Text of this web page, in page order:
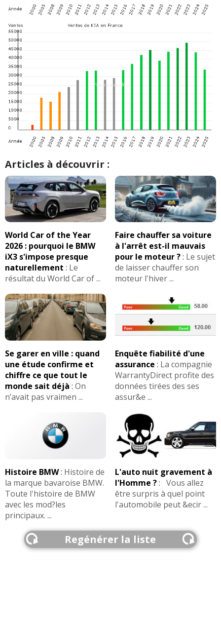
Articles à découvrir :
World Car of the Year
2026 : pourquoi le BMW
iX3 s'impose presque
naturellement : Le
résultat du World Car of ...
Faire chauffer sa voiture
à l'arrêt est-il mauvais
pour le moteur ?: Le sujet
de laisser chauffer son
moteur l'hiver ...
Se garer en ville : quand
une étude confirme et
chiffre ce que tout le
monde sait déjà : On
n’avait pas vraimen ...
Enquête fiabilité d'une
assurance : La compagnie
WarrantyDirect profite des
données tirées des ses
assur&e ...
Histoire BMW: Histoire de
la marque bavaroise BMW.
Toute l'histoire de BMW
avec les mod?les
principaux. ...
L'auto nuit gravement à
l'Homme ?: Vous allez
être surpris à quel point
l'automobile peut &ecir ...
Regénérer la liste